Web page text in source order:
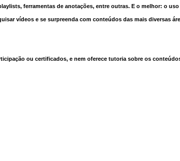
ferramentas de anotações, entre outras. E o melhor: o
vídeos e se surpreenda com conteúdos das mais diversas
ou certificados, e nem oferece tutoria sobre os